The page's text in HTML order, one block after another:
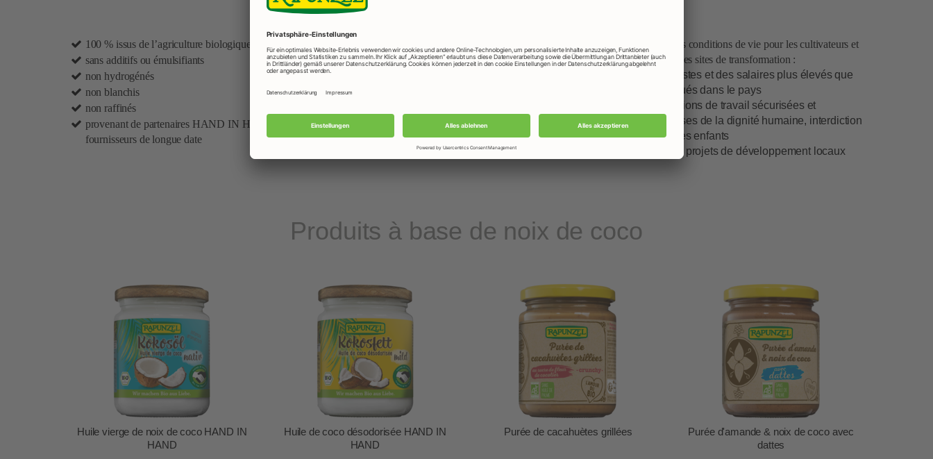
100 % issus de l’agriculture biologique
sans additifs ou émulsifiants
non hydrogénés
non blanchis
non raffinés
provenant de partenaires HAND IN HAND et de
fournisseurs de longue date
accroissement de la biodiversité par l'agriculture
- les enveloppes fibreuses des noix de coco sont
utilisées comme engrais riche en potassium
De meilleures conditions de vie pour les cultivateurs et
les ouvriers des sites de transformation :
- des prix justes et des salaires plus élevés que
ceux pratiqués dans le pays
- des conditions de travail sécurisées et
respectueuses de la dignité humaine, interdiction
du travail des enfants
- soutien de projets de développement locaux
Produits à base de noix de coco
Huile vierge de noix de coco HAND IN
HAND
Huile de coco désodorisée HAND IN
HAND
Purée de cacahuètes grillées
Purée d'amande & noix de coco avec
dattes